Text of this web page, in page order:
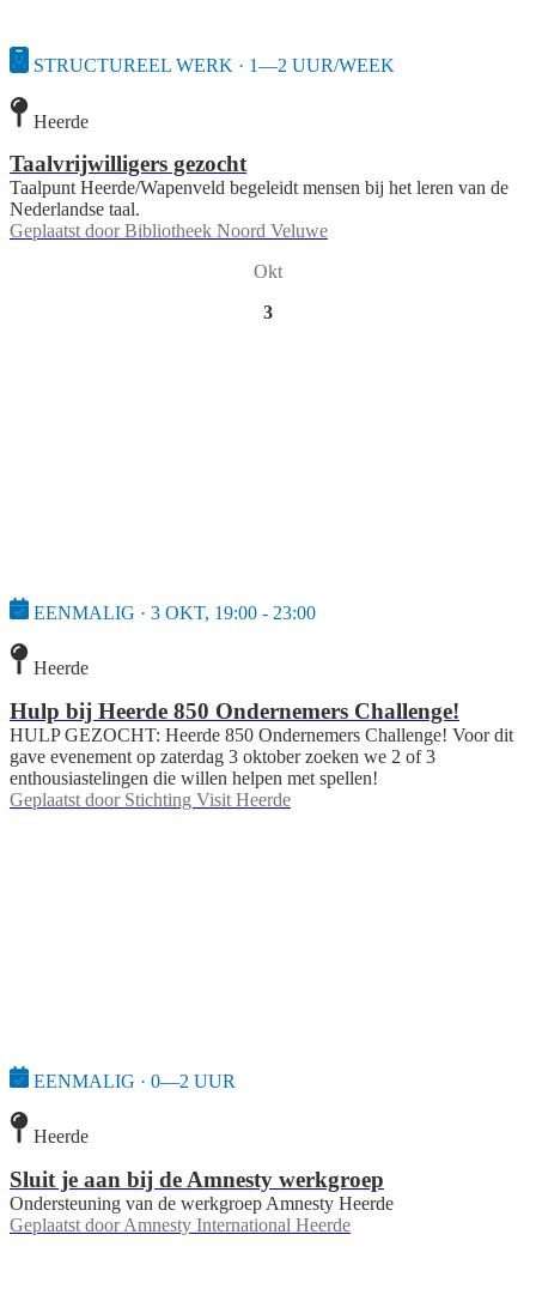
STRUCTUREEL WERK · 1—2 UUR/WEEK
Heerde
Taalvrijwilligers gezocht
Taalpunt Heerde/Wapenveld begeleidt mensen bij het leren van de
Nederlandse taal.
Geplaatst door Bibliotheek Noord Veluwe
Okt
3
EENMALIG · 3 OKT, 19:00 - 23:00
Heerde
Hulp bij Heerde 850 Ondernemers Challenge!
HULP GEZOCHT: Heerde 850 Ondernemers Challenge! Voor dit
gave evenement op zaterdag 3 oktober zoeken we 2 of 3
enthousiastelingen die willen helpen met spellen!
Geplaatst door Stichting Visit Heerde
EENMALIG · 0—2 UUR
Heerde
Sluit je aan bij de Amnesty werkgroep
Ondersteuning van de werkgroep Amnesty Heerde
Geplaatst door Amnesty International Heerde